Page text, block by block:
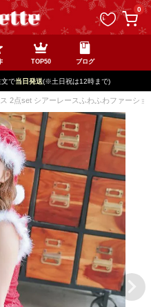
0
TOP50 ブログ
文で当日発送(※土日祝は12時まで)
2点set シアーレースふわふわファーシ
ペー
ジト
ップ